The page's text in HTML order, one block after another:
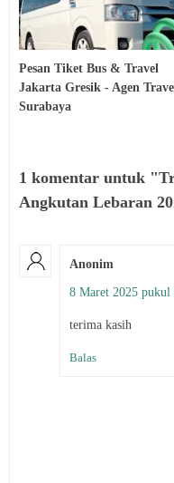
Pesan Tiket Bus & Travel
Jakarta Gresik - Agen Travel
Surabaya
1 komentar untuk
Angkutan Lebaran
Anonim
8 Maret 2025 pukul
terima kasih
Balas